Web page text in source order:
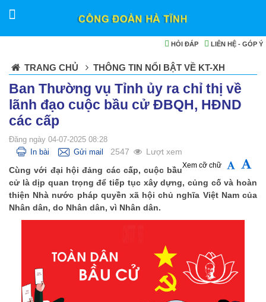
LIÊN HỆ - GÓP Ý
HỎI ĐÁP
TRANG CHỦ THÔNG TIN NỔI BẬT VỀ KT-XH
Ban Thường vụ Tỉnh ủy ra chỉ thị về
lãnh đạo cuộc bầu cử ĐBQH, HĐND
các cấp
Đăng ngày 04-07-2025 08:28
In bài
Gửi mail 2547 Lượt xem
Xem cỡ chữ
Cùng với đại hội đảng các cấp, cuộc bầu
cử là dịp quan trọng để tiếp tục xây dựng, củng cố và hoàn
thiện Nhà nước pháp quyền xã hội chủ nghĩa Việt Nam của
Nhân dân, do Nhân dân, vì Nhân dân.